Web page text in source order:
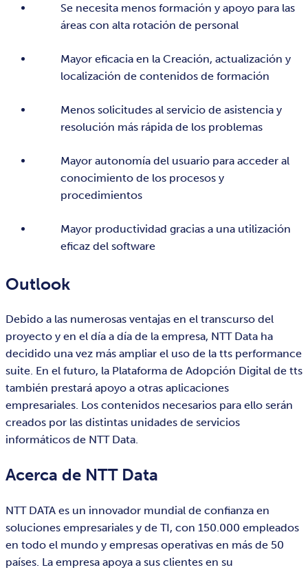
Se necesita menos formación y apoyo para las
áreas con alta rotación de personal
Mayor eficacia en la Creación, actualización y
localización de contenidos de formación
Menos solicitudes al servicio de asistencia y
resolución más rápida de los problemas
Mayor autonomía del usuario para acceder al
conocimiento de los procesos y
procedimientos
Mayor productividad gracias a una utilización
eficaz del software
Outlook
Debido a las numerosas ventajas en el transcurso del
proyecto y en el día a día de la empresa, NTT Data ha
decidido una vez más ampliar el uso de la tts performance
suite. En el futuro, la Plataforma de Adopción Digital de tts
también prestará apoyo a otras aplicaciones
empresariales. Los contenidos necesarios para ello serán
creados por las distintas unidades de servicios
informáticos de NTT Data.
Acerca de NTT Data
NTT DATA es un innovador mundial de confianza en
soluciones empresariales y de TI, con 150.000 empleados
en todo el mundo y empresas operativas en más de 50
países. La empresa apoya a sus clientes en su